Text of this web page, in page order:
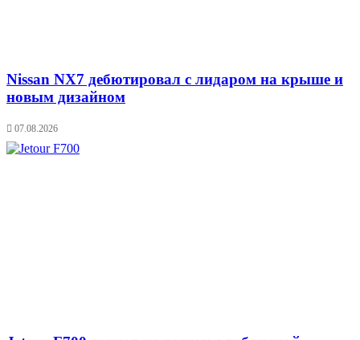
Nissan NX7 дебютировал с лидаром на крыше и
новым дизайном
07.08.2026